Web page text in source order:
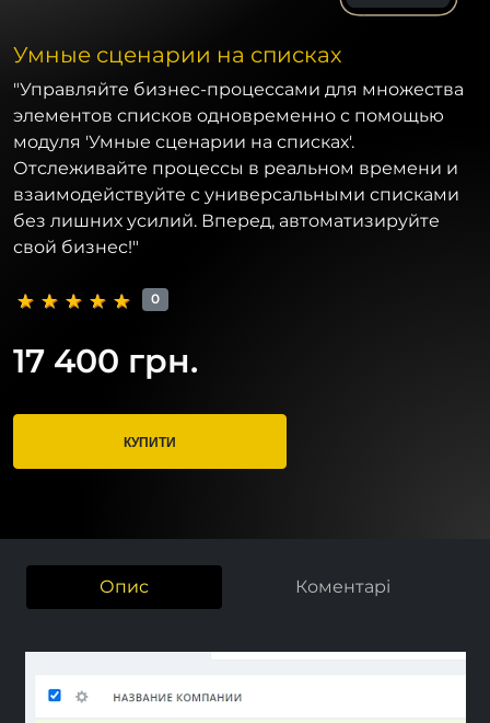
Умные сценарии на списках
"Управляйте бизнес-процессами для множества
элементов списков одновременно с помощью
модуля 'Умные сценарии на списках'.
Отслеживайте процессы в реальном времени и
взаимодействуйте с универсальными списками
без лишних усилий. Вперед, автоматизируйте
свой бизнес!"
0
17 400 грн.
КУПИТИ
Опис Коментарі